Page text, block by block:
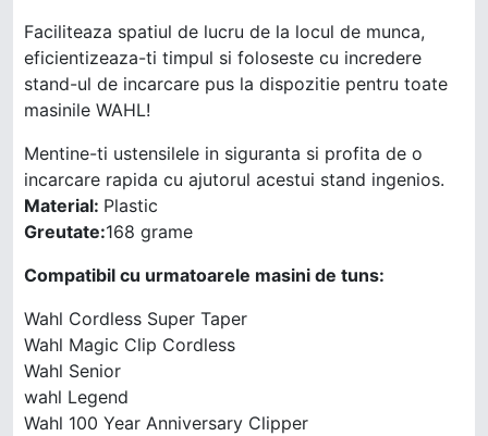
Faciliteaza spatiul de lucru de la locul de munca,
eficientizeaza-ti timpul si foloseste cu incredere
stand-ul de incarcare pus la dispozitie pentru toate
masinile WAHL!
Mentine-ti ustensilele in siguranta si profita de o
incarcare rapida cu ajutorul acestui stand ingenios.
Material: Plastic
Greutate:168 grame
Compatibil cu urmatoarele masini de tuns:
Wahl Cordless Super Taper
Wahl Magic Clip Cordless
Wahl Senior
wahl Legend
Wahl 100 Year Anniversary Clipper